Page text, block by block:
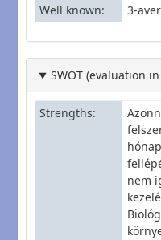
Well known 3-
SWOT (evaluation
Strengths
nem